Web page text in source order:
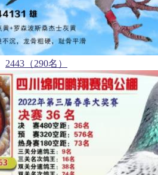
2443（290名）